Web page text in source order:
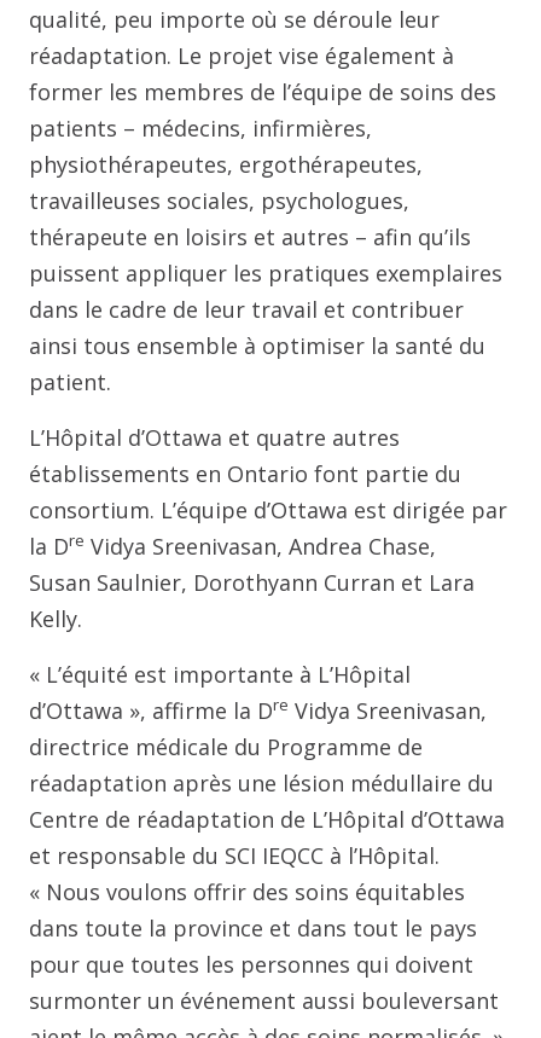
qualité, peu importe où se déroule leur
réadaptation. Le projet vise également à
former les membres de l’équipe de soins des
patients – médecins, infirmières,
physiothérapeutes, ergothérapeutes,
travailleuses sociales, psychologues,
thérapeute en loisirs et autres – afin qu’ils
puissent appliquer les pratiques exemplaires
dans le cadre de leur travail et contribuer
ainsi tous ensemble à optimiser la santé du
patient.
L’Hôpital d’Ottawa et quatre autres
établissements en Ontario font partie du
consortium. L’équipe d’Ottawa est dirigée par
la Dre Vidya Sreenivasan, Andrea Chase,
Susan Saulnier, Dorothyann Curran et Lara
Kelly.
« L’équité est importante à L’Hôpital
d’Ottawa », affirme la Dre Vidya Sreenivasan,
directrice médicale du Programme de
réadaptation après une lésion médullaire du
Centre de réadaptation de L’Hôpital d’Ottawa
et responsable du SCI IEQCC à l’Hôpital.
« Nous voulons offrir des soins équitables
dans toute la province et dans tout le pays
pour que toutes les personnes qui doivent
surmonter un événement aussi bouleversant